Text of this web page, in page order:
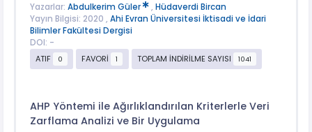
Yazarlar: Abdulkerim Güler , Hüdaverdi Bircan
Yayın Bilgisi: 2020 , Ahi Evran Üniversitesi İktisadi ve İdari
Bilimler Fakültesi Dergisi
DOI: -
ATIF
0 FAVORİ 1 TOPLAM İNDİRİLME SAYISI 1041
AHP Yöntemi ile Ağırlıklandırılan Kriterlerle Veri
Zarflama Analizi ve Bir Uygulama